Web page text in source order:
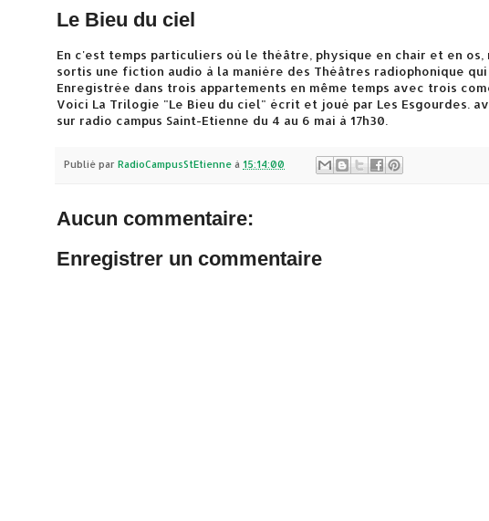
Le Bieu du ciel
En c'est temps particuliers où le théâtre, physique en chair et en
sortis une fiction audio à la manière des Théâtres radiophonique
Enregistrée dans trois appartements en même temps avec trois
Voici La Trilogie "Le Bieu du ciel" écrit et joué par Les Esgourdes.
sur radio campus Saint-Etienne du 4 au 6 mai à 17h30.
Publié par RadioCampusStEtienne à 15:14:00
Aucun commentaire:
Enregistrer un commentaire